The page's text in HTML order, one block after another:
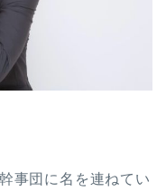
事団に名を連ねてい